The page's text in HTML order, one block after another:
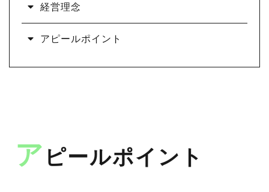
経営理念
アピールポイント
ア ピールポイント